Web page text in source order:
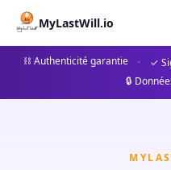
MyLastWill.io
⛓ Authenticité garantie · ✓
🔒
Blog -
Découvrez nos articles sur